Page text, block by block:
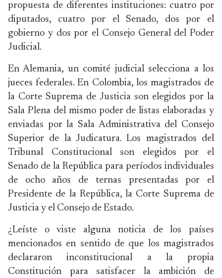
propuesta de diferentes instituciones: cuatro por
diputados, cuatro por el Senado, dos por el
gobierno y dos por el Consejo General del Poder
Judicial.
En Alemania, un comité judicial selecciona a los
jueces federales. En Colombia, los magistrados de
la Corte Suprema de Justicia son elegidos por la
Sala Plena del mismo poder de listas elaboradas y
enviadas por la Sala Administrativa del Consejo
Superior de la Judicatura. Los magistrados del
Tribunal Constitucional son elegidos por el
Senado de la República para períodos individuales
de ocho años de ternas presentadas por el
Presidente de la República, la Corte Suprema de
Justicia y el Consejo de Estado.
¿Leíste o viste alguna noticia de los países
mencionados en sentido de que los magistrados
declararon inconstitucional a la propia
Constitución para satisfacer la ambición de